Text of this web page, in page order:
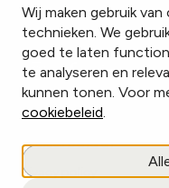
Wij maken gebruik
technieken. We
goed te laten
te analyseren en
kunnen tonen. Voor
cookiebeleid.
InstagramFacebookLinkedIn
Cookies beheren
Privacy policy